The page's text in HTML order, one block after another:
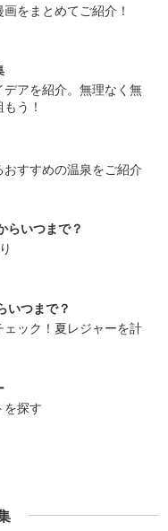
をまとめてご紹介！
アを紹介。無理なく無
う！
すすめの温泉をご紹介
らいつまで？
いつまで？
ック！夏レジャーを計
を探す